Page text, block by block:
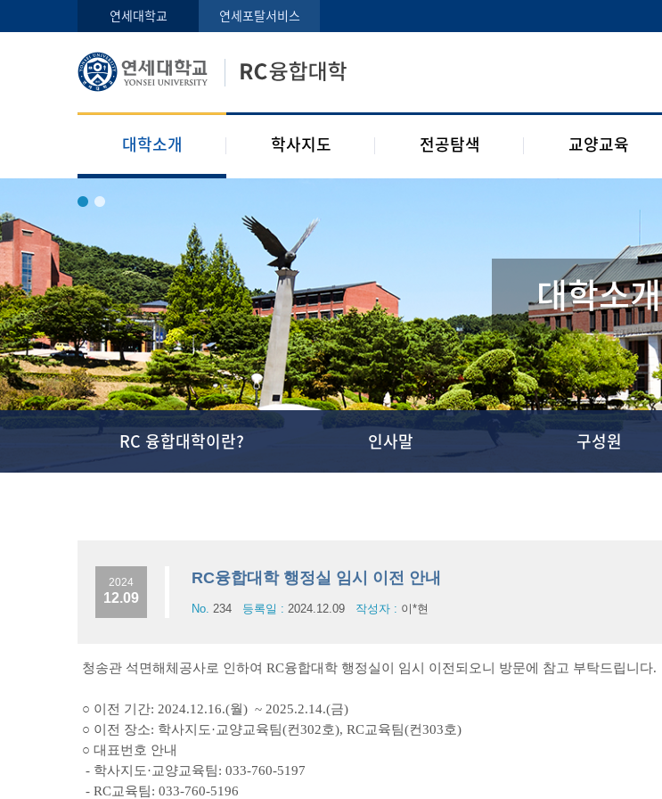
연세대학교 연세포탈서비스
대학소개 학사지도 전공탐색 교양교육
인사말
오시는 길
공지사항
학사지도사
대학소개
RC 융합대학이란? 인사말 구성원
2024
12.09
RC융합대학 행정실 임시 이전 안내
No. 234 등록일 : 2024.12.09 작성자 : 이*현
청송관 석면해체공사로 인하여 RC융합대학 행정실이 임시 이전되오니 방문에 참고 부탁드립니다.
○ 이전 기간: 2024.12.16.(월) ~ 2025.2.14.(금)
○ 이전 장소: 학사지도·교양교육팀(컨302호), RC교육팀(컨303호)
○ 대표번호 안내
- 학사지도·교양교육팀: 033-760-5197
- RC교육팀: 033-760-5196